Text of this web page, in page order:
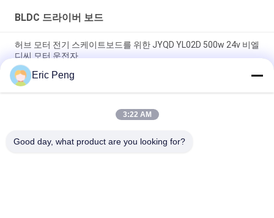
BLDC 드라이버 보드
허브 모터 전기 스케이트보드를 위한 JYQD YL02D 500w 24v 비엘
디씨 모터 운전자
홀 센서 110V 220V 12V 24v 브러시리스 직류 전동기 제어기
Pwm
JYQD - V7.5E 36 내지 72VDC 3상 Mosfet 자동차 BLDC 드라이버
Eric Peng
3:22 AM
Good day, what product are you looking for?